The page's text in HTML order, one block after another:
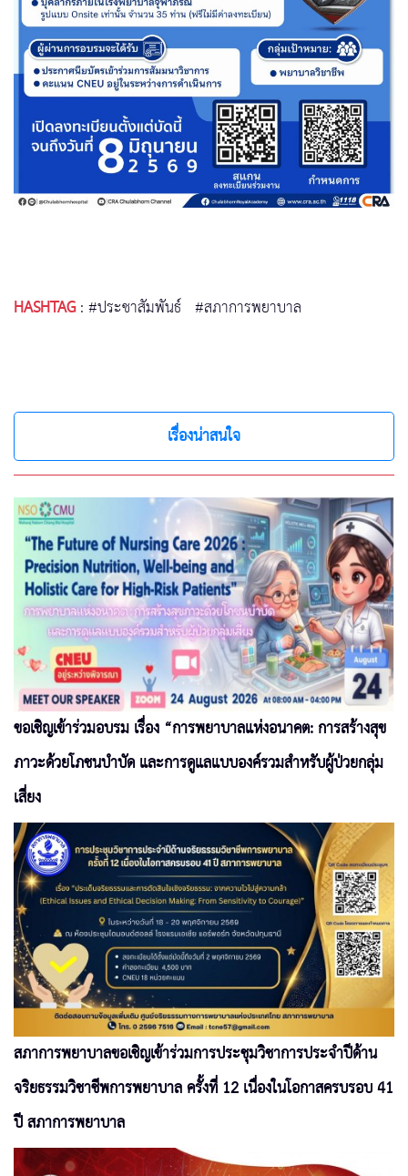
HASHTAG:#ประชาสัมพันธ์ #สภาการพยาบาล
เรื่องน่าสนใจ
ขอเชิญเข้าร่วมอบรม เรื่อง “การพยาบาลแห่งอนาคต: การสร้างสุข
ภาวะด้วยโภชนบำบัด และการดูแลแบบองค์รวมสำหรับผู้ป่วยกลุ่ม
เสี่ยง
สภาการพยาบาลขอเชิญเข้าร่วมการประชุมวิชาการประจำปีด้าน
จริยธรรมวิชาชีพการพยาบาล ครั้งที่ 12 เนื่องในโอกาสครบรอบ 41
ปี สภาการพยาบาล